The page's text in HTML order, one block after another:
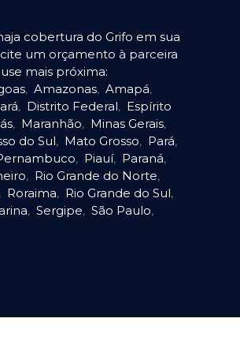
cobertura do Grifo em sua
um orçamento à parceira
mais próxima:
, Amazonas, Amapá,
, Distrito Federal, Espírito
, Maranhão, Minas Gerais,
do Sul, Mato Grosso, Pará,
, Piauí, Paraná,
, Rio Grande do Norte,
, Roraima, Rio Grande do Sul,
, Sergipe, São Paulo,